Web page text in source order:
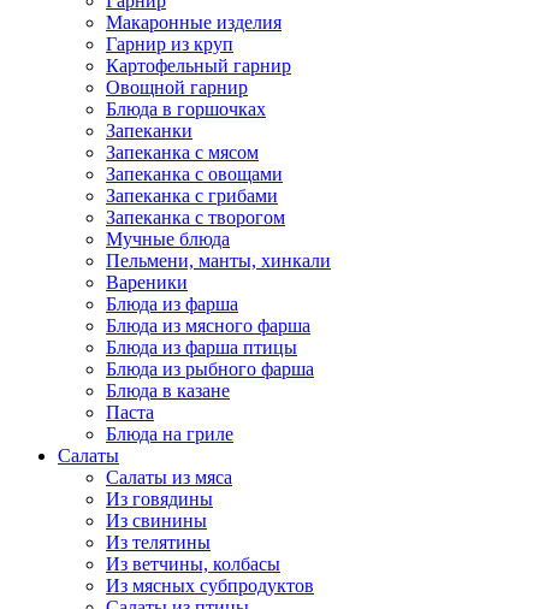
Макаронные изделия
Гарнир из круп
Картофельный гарнир
Овощной гарнир
Блюда в горшочках
Запеканки
Запеканка с мясом
Запеканка с овощами
Запеканка с грибами
Запеканка с творогом
Мучные блюда
Пельмени, манты, хинкали
Вареники
Блюда из фарша
Блюда из мясного фарша
Блюда из фарша птицы
Блюда из рыбного фарша
Блюда в казане
Паста
Блюда на гриле
Салаты
Салаты из мяса
Из говядины
Из свинины
Из телятины
Из ветчины, колбасы
Из мясных субпродуктов